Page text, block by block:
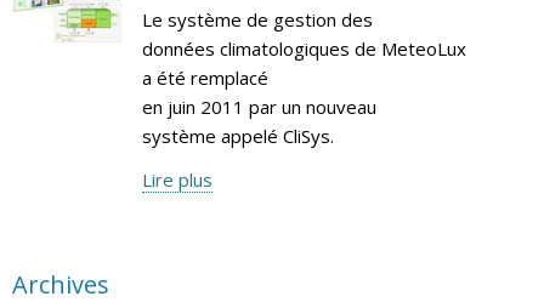
Le système de gestion des
données climatologiques de MeteoLux
a été remplacé
en juin 2011 par un nouveau
système appelé CliSys.
Lire plus
Archives